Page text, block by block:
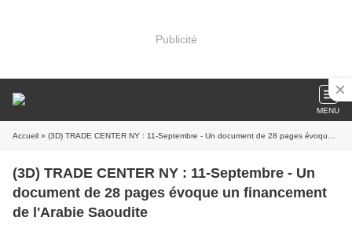
Publicité
MENU
Accueil » (3D) TRADE CENTER NY : 11-Septembre - Un document de 28 pages évoque un financement de l'Arabie Saoudite
(3D) TRADE CENTER NY : 11-Septembre - Un
document de 28 pages évoque un financement
de l'Arabie Saoudite